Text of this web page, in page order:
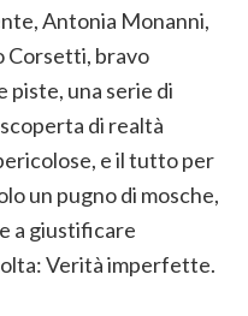
Antonia Monanni,
Corsetti, bravo
una serie di
di realtà
e il tutto per
un pugno di mosche,
a giustificare
Verità imperfette.